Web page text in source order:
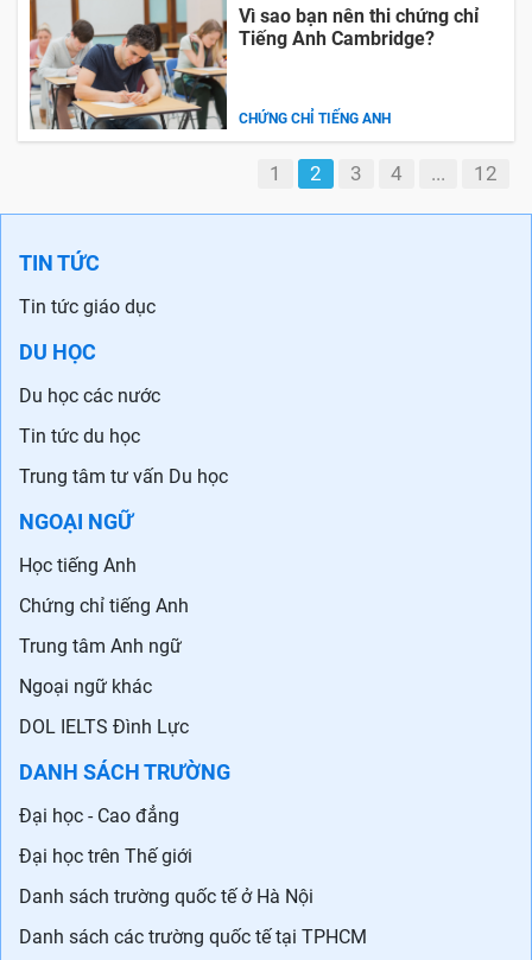
Vì sao bạn nên thi chứng chỉ
Tiếng Anh Cambridge?
CHỨNG CHỈ TIẾNG ANH
1 2 3 4 ... 12
TIN TỨC
Tin tức giáo dục
DU HỌC
Du học các nước
Tin tức du học
Trung tâm tư vấn Du học
NGOẠI NGỮ
Học tiếng Anh
Chứng chỉ tiếng Anh
Trung tâm Anh ngữ
Ngoại ngữ khác
DOL IELTS Đình Lực
DANH SÁCH TRƯỜNG
Đại học - Cao đẳng
Đại học trên Thế giới
Danh sách trường quốc tế ở Hà Nội
Danh sách các trường quốc tế tại TPHCM